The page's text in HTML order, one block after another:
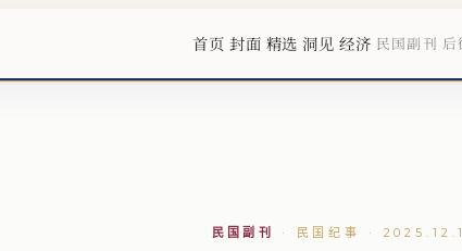
首页 封面 精选 洞见 经济 民国副刊 后
民国副刊 · 民国纪事 ·